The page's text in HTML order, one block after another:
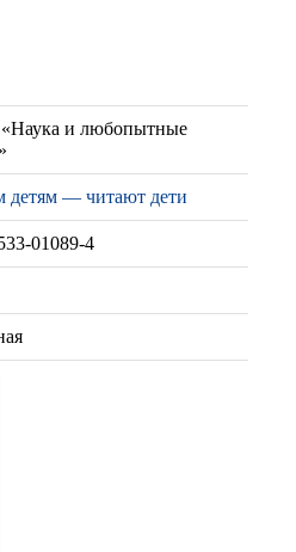
и любопытные
детям — читают дети
01089-4